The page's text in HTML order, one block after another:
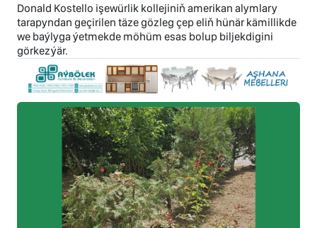
Donald Kostello işewürlik kollejiniň amerikan alymlary
tarapyndan geçirilen täze gözleg çep eliň hünär kämillikde
we baýlyga ýetmekde möhüm esas bolup biljekdigini
görkezýär.